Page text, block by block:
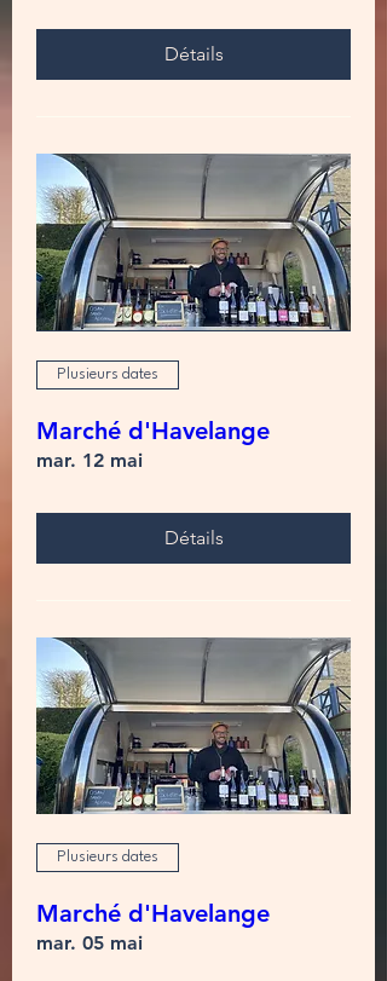
Détails
Plusieurs dates
Marché d'Havelange
mar. 12 mai
Détails
Plusieurs dates
Marché d'Havelange
mar. 05 mai